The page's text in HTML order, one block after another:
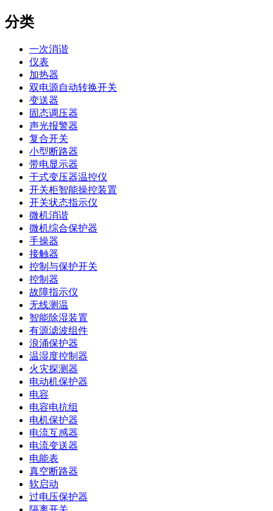
分类
一次消谐
仪表
加热器
双电源自动转换开关
变送器
固态调压器
声光报警器
复合开关
小型断路器
带电显示器
干式变压器温控仪
开关柜智能操控装置
开关状态指示仪
微机消谐
微机综合保护器
手操器
接触器
控制与保护开关
控制器
故障指示仪
无线测温
智能除湿装置
有源滤波组件
浪涌保护器
温湿度控制器
火灾探测器
电动机保护器
电容
电容电抗组
电机保护器
电流互感器
电流变送器
电能表
真空断路器
软启动
过电压保护器